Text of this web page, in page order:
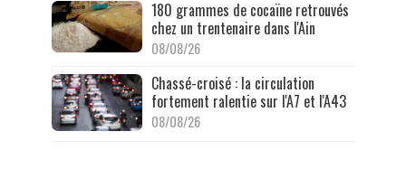
180 grammes de cocaïne retrouvés
chez un trentenaire dans l'Ain
08/08/26
Chassé-croisé : la circulation
fortement ralentie sur l'A7 et l'A43
08/08/26